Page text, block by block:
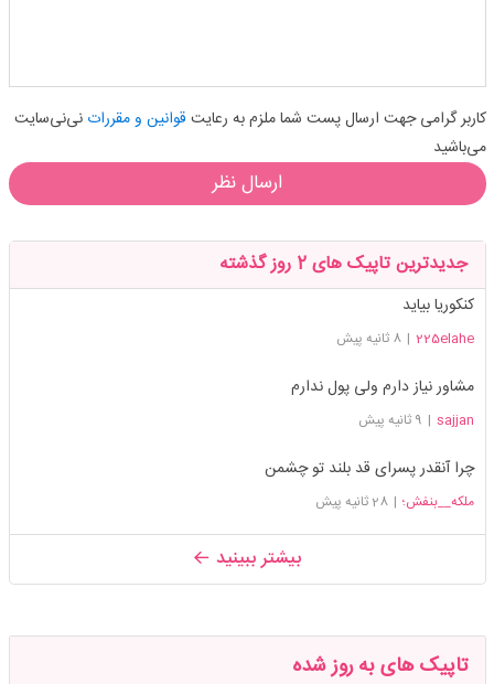
کاربر گرامی جهت ارسال پست شما ملزم به رعایت قوانین و مقرراتنی‌نی‌سایت
می‌باشید
ارسال نظر
جدیدترین تاپیک های 2 روز گذشته
کنکوریا بیاید
225elahe
| 8 ثانیه پیش
مشاور نیاز دارم ولی پول ندارم
sajjan
| 9 ثانیه پیش
چرا آنقدر پسرای قد بلند تو چشمن
ملکه__بنفش؛ | 28 ثانیه پیش
بیشتر ببینید
تاپیک های به روز شده